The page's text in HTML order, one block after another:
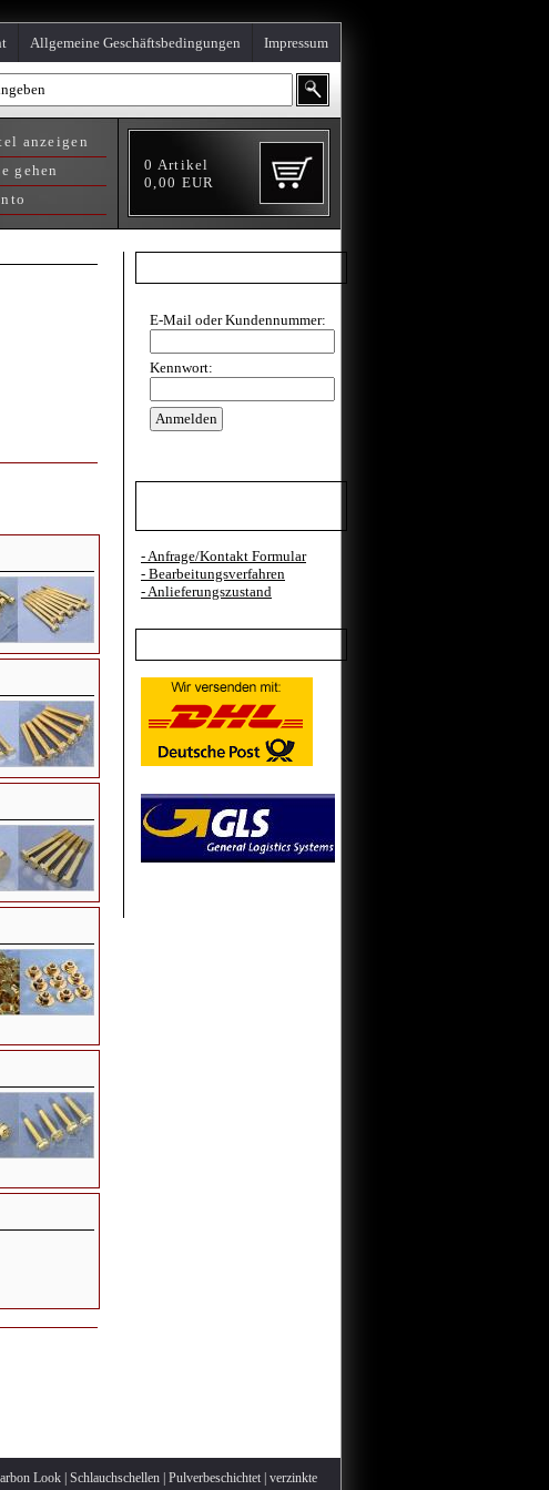
Impressum
Allgemeine Geschäftsbedingungen
anzeigen
gehen
0 Artikel
0,00 EUR
E-Mail oder Kundennummer:
Kennwort:
- Anfrage/Kontakt Formular
- Bearbeitungsverfahren
- Anlieferungszustand
Look| Schlauchschellen| Pulverbeschichtet| verzinkte